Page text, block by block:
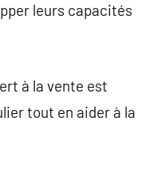
leurs capacités
à la vente est
tout en aider à la